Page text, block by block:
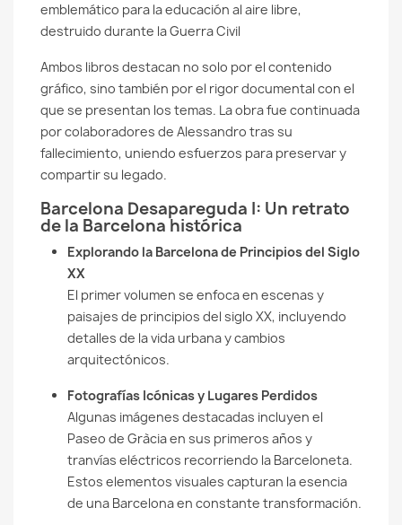
emblemático para la educación al aire libre,
destruido durante la Guerra Civil​
Ambos libros destacan no solo por el contenido
gráfico, sino también por el rigor documental con el
que se presentan los temas. La obra fue continuada
por colaboradores de Alessandro tras su
fallecimiento, uniendo esfuerzos para preservar y
compartir su legado.
Barcelona Desapareguda I: Un retrato
de la Barcelona histórica
Explorando la Barcelona de Principios del Siglo
XX
El primer volumen se enfoca en escenas y
paisajes de principios del siglo XX, incluyendo
detalles de la vida urbana y cambios
arquitectónicos.
Fotografías Icónicas y Lugares Perdidos
Algunas imágenes destacadas incluyen el
Paseo de Gràcia en sus primeros años y
tranvías eléctricos recorriendo la Barceloneta.
Estos elementos visuales capturan la esencia
de una Barcelona en constante transformación.